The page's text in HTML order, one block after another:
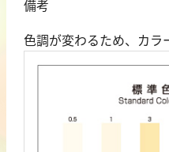
備考
色調が変わるため、カラ
アルミニウム
カドミウム
金